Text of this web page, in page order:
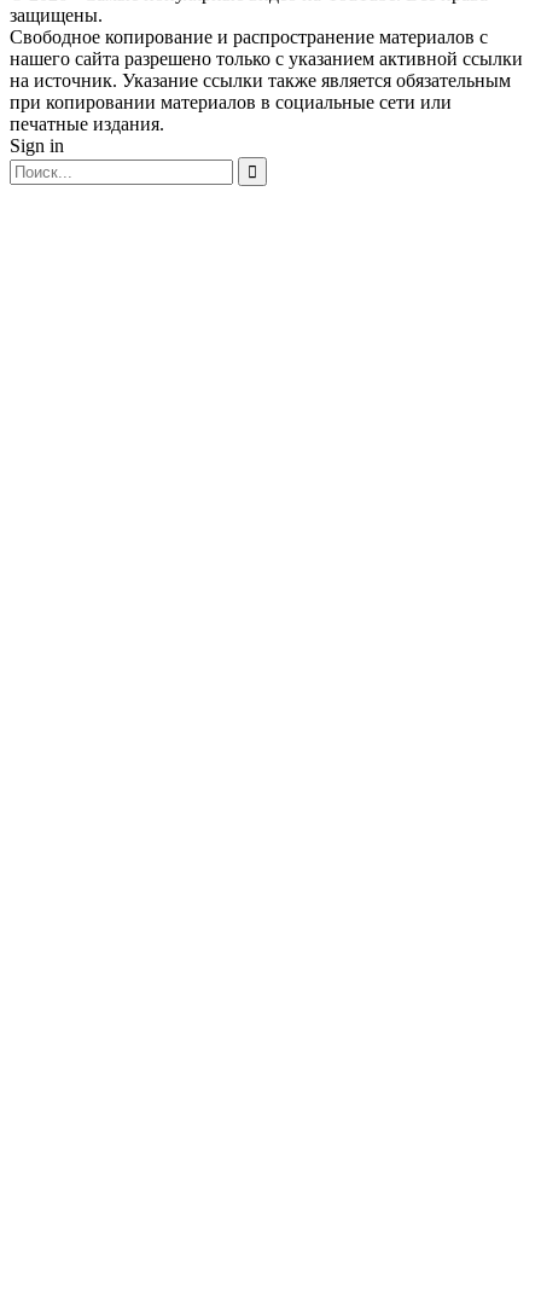
защищены.
Свободное копирование и распространение материалов с
нашего сайта разрешено только с указанием активной ссылки
на источник. Указание ссылки также является обязательным
при копировании материалов в социальные сети или
печатные издания.
Sign in